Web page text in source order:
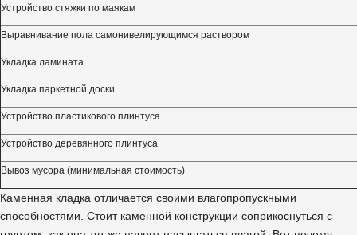
Устройство стяжки по маякам
Выравнивание пола самонивелирующимся раствором
Укладка ламината
Укладка паркетной доски
Устройство пластикового плинтуса
Устройство деревянного плинтуса
Вывоз мусора (минимальная стоимость)
Каменная кладка отличается своими влагопропускными
способностями. Стоит каменной конструкции соприкоснуться с